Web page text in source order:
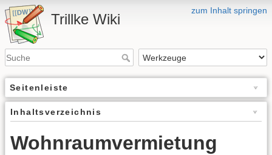
zum Inhalt springen
Trillke Wiki
Seitenleiste
Inhaltsverzeichnis
Wohnraumvermietung